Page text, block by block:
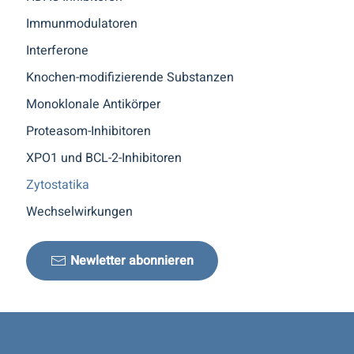
Immunmodulatoren
Interferone
Knochen-modifizierende Substanzen
Monoklonale Antikörper
Proteasom-Inhibitoren
XPO1 und BCL-2-Inhibitoren
Zytostatika
Wechselwirkungen
Newletter abonnieren